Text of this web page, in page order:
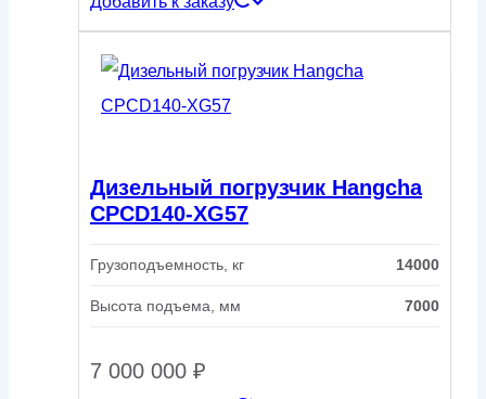
Дизельный погрузчик Hangcha
CPCD140-XG57
Грузоподъемность, кг 14000
Высота подъема, мм 7000
7 000 000 ₽